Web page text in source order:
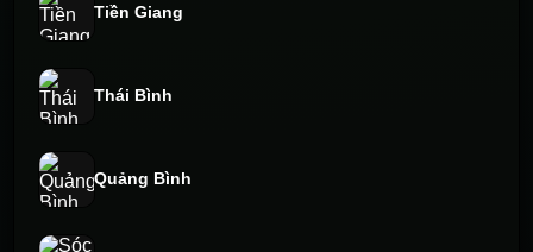
Tiền Giang
Thái Bình
Quảng Bình